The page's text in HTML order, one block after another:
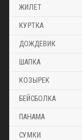
ЖИЛЕТ
КУРТКА
ДОЖДЕВИК
ШАПКА
КОЗЫРЕК
БЕЙСБОЛКА
ПАНАМА
СУМКИ